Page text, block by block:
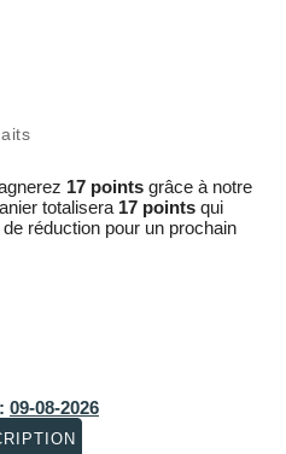
17 points grâce à notre
totalisera 17 points qui
réduction pour un prochain
09-08-2026